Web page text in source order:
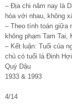
– Địa chi năm nay là
hòa với nhau, không
– Theo tính toán giữa
không phạm Tam
– Kết luận: Tuổi của
chủ có tuổi là Đinh
Quý Dậu
1933 & 1993
4/14